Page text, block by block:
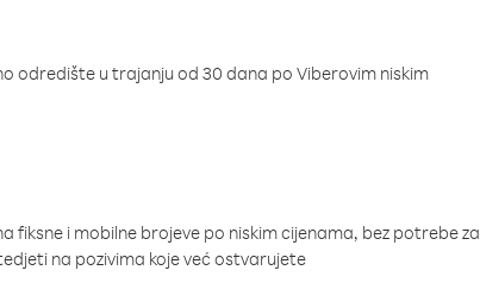
odredište u trajanju od 30 dana po Viberovim niskim
i mobilne brojeve po niskim cijenama, bez potrebe za
na pozivima koje već ostvarujete